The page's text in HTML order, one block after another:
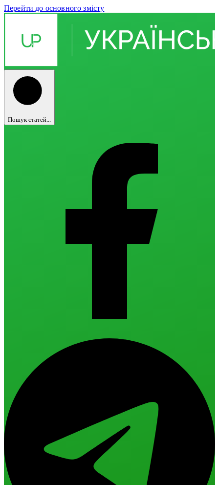
Перейти до основного змісту
Пошук статей...